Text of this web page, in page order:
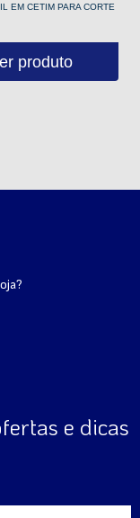
EM CETIM PARA CORTE
produto
e dicas